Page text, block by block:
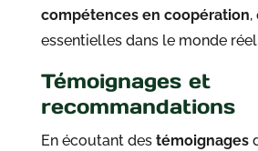
compétences en coopération,
essentielles dans le monde
Témoignages et
recommandations
En écoutant des témoignages